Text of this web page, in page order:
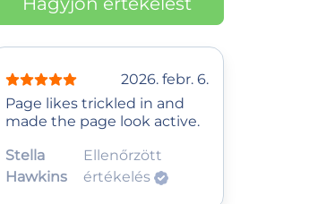
2026. febr. 6.
Page likes trickled in and
made the page look active.
Stella
Hawkins
Ellenőrzött
értékelés